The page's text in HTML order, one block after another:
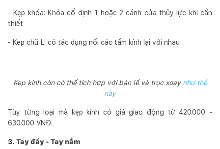
- Kẹp khóa: Khóa cố định 1 hoặc 2 cánh cửa thủy lực khi cần
thiết
- Kẹp chữ L: có tác dụng nối các tấm kính lại với nhau
Kẹp kính còn có thể tích hợp với bản lề và trục xoay như thế
này
Tùy từng loại mà kẹp kính có giá giao động từ 420.000 -
630.000 VNĐ.
3. Tay đẩy - Tay nắm